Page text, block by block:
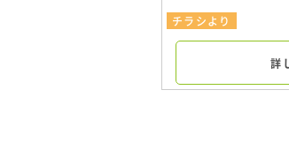
チラシより
詳